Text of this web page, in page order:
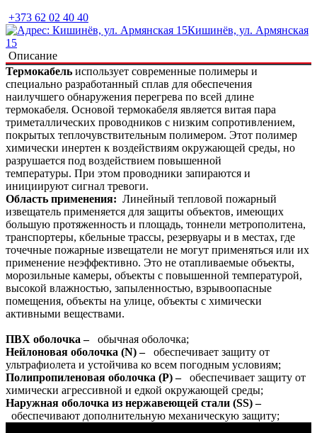
+373 62 02 40 40
Кишинёв, ул. Армянская
15
Описание
Термокабель использует современные полимеры и
специально разработанный сплав для обеспечения
наилучшего обнаружения перегрева по всей длине
термокабеля. Основой термокабеля является витая пара
триметаллических проводников с низким сопротивлением,
покрытых теплочувствительным полимером. Этот полимер
химически инертен к воздействиям окружающей среды, но
разрушается под воздействием повышенной
температуры. При этом проводники запираются и
инициируют сигнал тревоги.
Область применения: Линейный тепловой пожарный
извещатель применяется для защиты объектов, имеющих
большую протяженность и площадь, тоннели метрополитена,
транспортеры, кбельные трассы, резервуары и в местах, где
точечные пожарные извещатели не могут применяться или их
применение неэффективно. Это не отапливаемые объекты,
морозильные камеры, объекты с повышенной температурой,
высокой влажностью, запыленностью, взрывоопасные
помещения, объекты на улице, объекты с химически
активными веществами.
ПВХ оболочка –
обычная оболочка;
Нейлоновая оболочка (N) –
обеспечивает защиту от
ультрафиолета и устойчива ко всем погодным условиям;
Полипропиленовая оболочка (P) –
обеспечивает защиту от
химически агрессивной и едкой окружающей среды;
Наружная оболочка из нержавеющей стали (SS) –
обеспечивают дополнительную механическую защиту;